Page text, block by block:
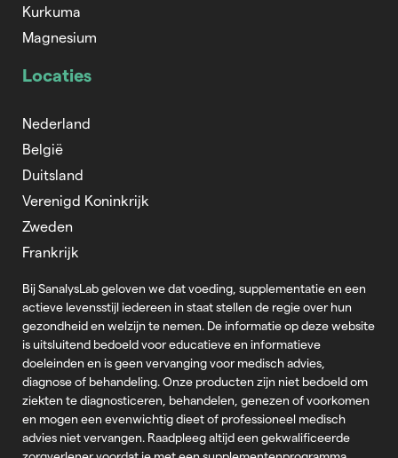
Kurkuma
Magnesium
Locaties
Nederland
België
Duitsland
Verenigd Koninkrijk
Zweden
Frankrijk
Bij SanalysLab geloven we dat voeding, supplementatie en een
actieve levensstijl iedereen in staat stellen de regie over hun
gezondheid en welzijn te nemen. De informatie op deze website
is uitsluitend bedoeld voor educatieve en informatieve
doeleinden en is geen vervanging voor medisch advies,
diagnose of behandeling. Onze producten zijn niet bedoeld om
ziekten te diagnosticeren, behandelen, genezen of voorkomen
en mogen een evenwichtig dieet of professioneel medisch
advies niet vervangen. Raadpleeg altijd een gekwalificeerde